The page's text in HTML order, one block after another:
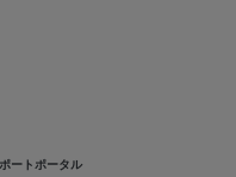
ートポータル